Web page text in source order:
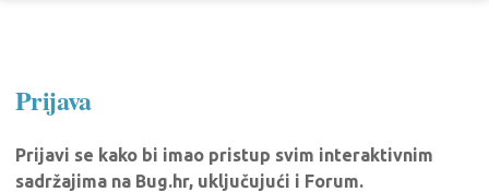
Prijava
Prijavi se kako bi imao pristup svim interaktivnim
sadržajima na Bug.hr, uključujući i Forum.